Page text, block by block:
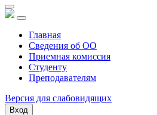
Главная
Сведения об ОО
Приемная комиссия
Студенту
Преподавателям
Версия для слабовидящих
Вход